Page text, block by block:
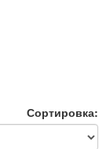
Сортировка: